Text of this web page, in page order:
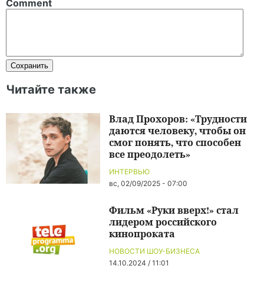
Comment
Читайте также
ИНТЕРВЬЮ
вс, 02/09/2025 - 07:00
Влад Прохоров: «Трудности
даются человеку, чтобы он
смог понять, что способен
все преодолеть»
НОВОСТИ ШОУ-БИЗНЕСА
14.10.2024 / 11:01
Фильм «Руки вверх!» стал
лидером российского
кинопроката